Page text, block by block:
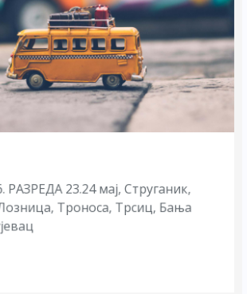
РАЗРЕДА 23.24 мај, Струганик,
Троноса, Трсиц, Бања